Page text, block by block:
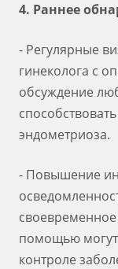
4. Раннее
- Регулярные
гинеколога с
обсуждение
эндометриоза.
- Повышение
помощью
контроле